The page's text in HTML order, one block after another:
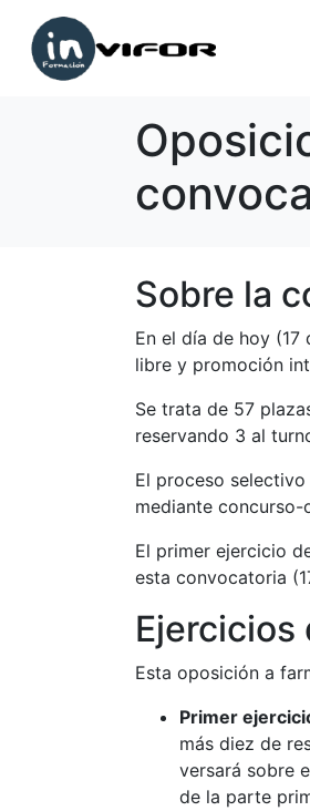
Sobre la
En el día de hoy (17
libre y promoción
Se trata de 57
reservando 3 al
El proceso
mediante
El primer ejercicio
esta convocatoria
Ejercicios
Esta oposición a
Primer
más diez de
versará sobre
de la parte